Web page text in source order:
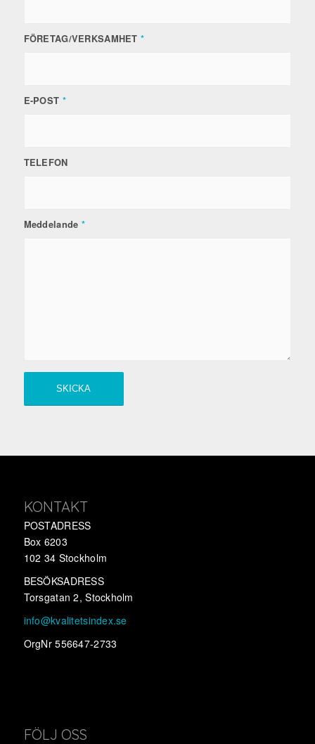
FÖRETAG/VERKSAMHET *
E-POST *
TELEFON
Meddelande *
KONTAKT
POSTADRESS
Box 6203
102 34 Stockholm
BESÖKSADRESS
Torsgatan 2, Stockholm
info@kvalitetsindex.se
OrgNr 556647-2733
FÖLJ OSS